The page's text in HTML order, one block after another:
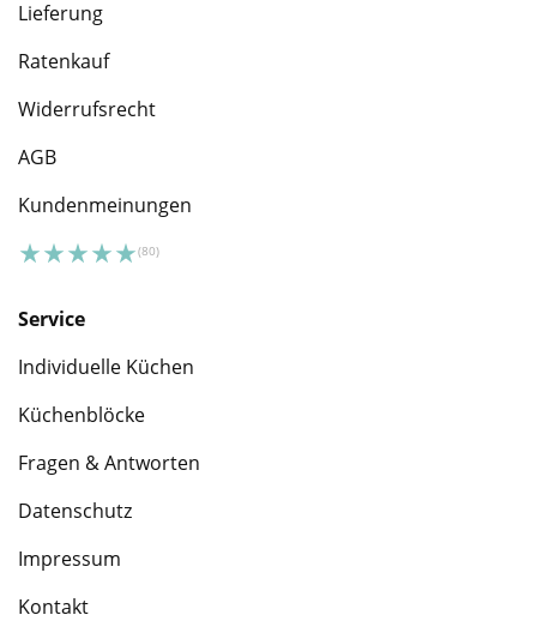
Lieferung
Ratenkauf
Widerrufsrecht
AGB
Kundenmeinungen
Service
Individuelle Küchen
Küchenblöcke
Fragen & Antworten
Datenschutz
Impressum
Kontakt